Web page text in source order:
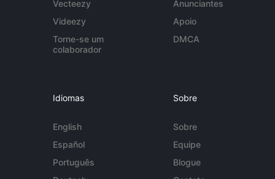
Vecteezy
Videezy
Torne-se um
colaborador
Anunciantes
Apoio
DMCA
Idiomas
English
Español
Português
Sobre
Sobre
Equipe
Blogue